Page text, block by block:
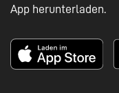
App herunterladen.